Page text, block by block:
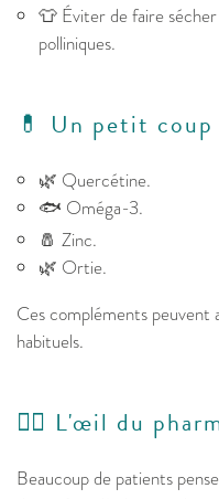
👕 Éviter de faire
polliniques.
💊 Un petit
🌿 Quercétine.
🐟 Oméga-3.
🧂 Zinc.
🌿 Ortie.
Ces compléments
habituels.
👩‍⚕️ L'œil du
Beaucoup de patients